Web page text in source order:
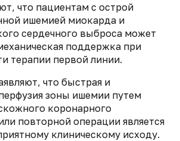
что пациентам с острой
ишемией миокарда и
сердечного выброса может
поддержка при
терапии первой линии.
что быстрая и
зоны ишемии путем
коронарного
повторной операции является
клиническому исходу.